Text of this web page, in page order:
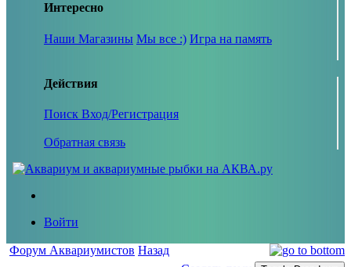
Интересно
Наши Магазины Мы все :) Игра на память
Действия
Поиск Вход/Регистрация
Обратная связь
Войти
Форум Аквариумистов Назад